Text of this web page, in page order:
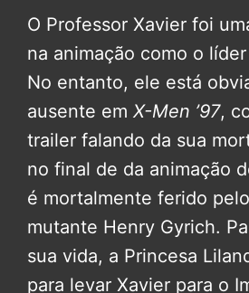
O Professor Xavier foi
na animação como o
No entanto, ele está
ausente em X-Men ’97,
trailer falando da sua
no final de da animação
é mortalmente ferido
mutante Henry Gyrich.
sua vida, a Princesa
para levar Xavier para o